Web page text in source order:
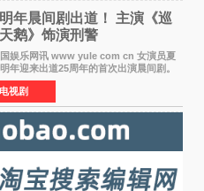
年晨间剧出道！ 主演《巡
鹅》饰演刑警
乐网讯 www yule com cn 女演员夏
年迎来出道25周年的首次出演晨间剧。
月4日宣布她将出演明年（2027年度）上
晨间剧《巡游的天鹅》，饰演与女主角森
演的生
电视剧